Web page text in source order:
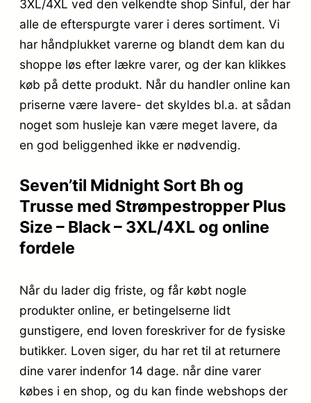
3XL/4XL ved den velkendte shop Sinful, der har
alle de efterspurgte varer i deres sortiment. Vi
har håndplukket varerne og blandt dem kan du
shoppe løs efter lækre varer, og der kan klikkes
køb på dette produkt. Når du handler online kan
priserne være lavere- det skyldes bl.a. at sådan
noget som husleje kan være meget lavere, da
en god beliggenhed ikke er nødvendig.
Seven’til Midnight Sort Bh og
Trusse med Strømpestropper Plus
Size – Black – 3XL/4XL og online
fordele
Når du lader dig friste, og får købt nogle
produkter online, er betingelserne lidt
gunstigere, end loven foreskriver for de fysiske
butikker. Loven siger, du har ret til at returnere
dine varer indenfor 14 dage. når dine varer
købes i en shop, og du kan finde webshops der